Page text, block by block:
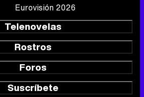
Eurovisión 2026
Telenovelas
Rostros
Foros
Suscríbete